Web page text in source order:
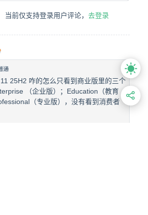
当前仅支持登录用户评论， 去登录
通
25H2 咋的怎么只看到商业版里的三个
（企业版）；Education（教育
（专业版），没有看到消费者